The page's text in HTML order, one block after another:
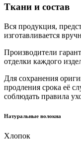
Ткани и состав
Вся продукция,
изготавливается
Производители
отделки каждого
Для сохранения
продления срока её
соблюдать правила
Натуральные волокна
Хлопок